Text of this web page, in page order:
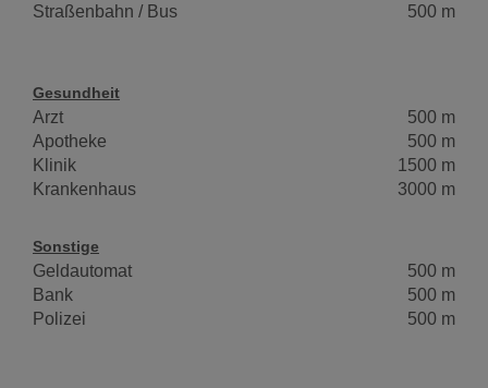
Straßenbahn / Bus
500 m
Gesundheit
Arzt
500 m
Apotheke
500 m
Klinik
1500 m
Krankenhaus
3000 m
Sonstige
Geldautomat
500 m
Bank
500 m
Polizei
500 m